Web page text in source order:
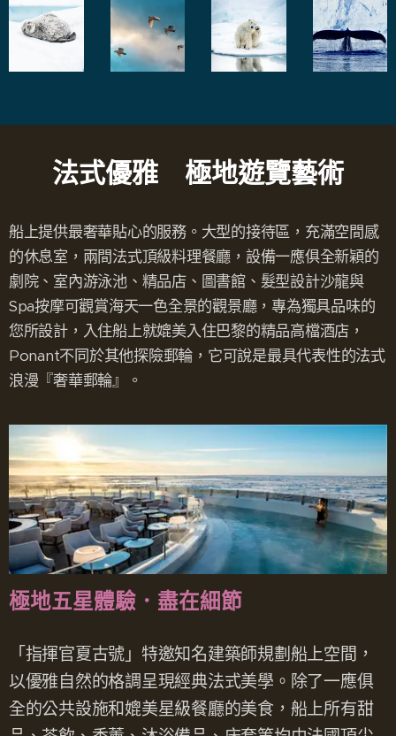
法式優雅 極地遊覽藝術
船上提供最奢華貼心的服務。大型的接待區，充滿空間感
的休息室，兩間法式頂級料理餐廳，設備一應俱全新穎的
劇院、室內游泳池、精品店、圖書館、髮型設計沙龍與
Spa按摩可觀賞海天一色全景的觀景廳，專為獨具品味的
您所設計，入住船上就媲美入住巴黎的精品高檔酒店，
Ponant不同於其他探險郵輪，它可說是最具代表性的法式
浪漫『奢華郵輪』。
極地五星體驗．盡在細節
「指揮官夏古號」特邀知名建築師規劃船上空間，
以優雅自然的格調呈現經典法式美學。除了一應俱
全的公共設施和媲美星級餐廳的美食，船上所有甜